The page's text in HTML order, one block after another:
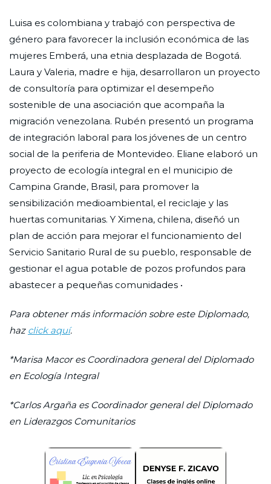
Luisa es colombiana y trabajó con perspectiva de
género para favorecer la inclusión económica de las
mujeres Emberá, una etnia desplazada de Bogotá.
Laura y Valeria, madre e hija, desarrollaron un proyecto
de consultoría para optimizar el desempeño
sostenible de una asociación que acompaña la
migración venezolana. Rubén presentó un programa
de integración laboral para los jóvenes de un centro
social de la periferia de Montevideo. Eliane elaboró un
proyecto de ecología integral en el municipio de
Campina Grande, Brasil, para promover la
sensibilización medioambiental, el reciclaje y las
huertas comunitarias. Y Ximena, chilena, diseñó un
plan de acción para mejorar el funcionamiento del
Servicio Sanitario Rural de su pueblo, responsable de
gestionar el agua potable de pozos profundos para
abastecer a pequeñas comunidades •
Para obtener más información sobre este Diplomado,
haz click aquí.
*Marisa Macor es Coordinadora general del Diplomado
en Ecología Integral
*Carlos Argaña es Coordinador general del Diplomado
en Liderazgos Comunitarios